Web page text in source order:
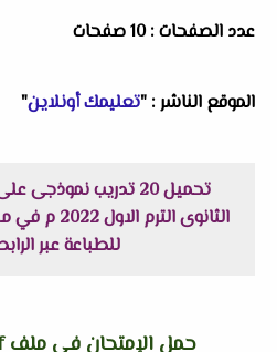
عدد الصفحات : 10 صفحات
الموقع الناشر : "تعليمك أونلاين"
تحميل 20 تدريب
للطباعة عبر
حمل الإمتحان فى ملف pdf جاهز للطباعة